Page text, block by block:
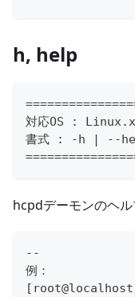
h, help
対応OS :
書式 : -h | --
hcpdデーモンのヘル
--
例：